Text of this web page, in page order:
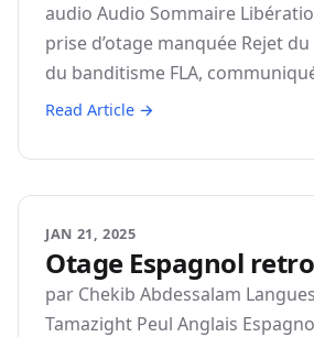
audio Audio Sommaire
prise d’otage manquée Rejet
du banditisme FLA,
Read Article →
JAN 21, 2025
Otage Espagnol
par Chekib Abdessalam
Tamazight Peul Anglais